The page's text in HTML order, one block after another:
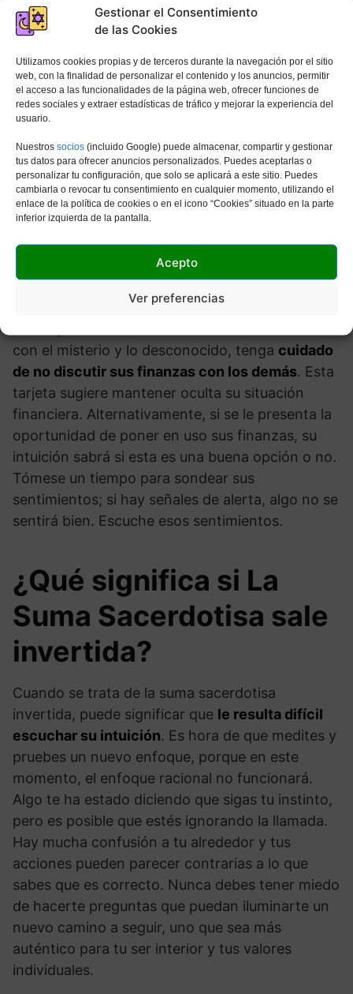
Gestionar el Consentimiento
de las Cookies
Utilizamos cookies propias y de terceros durante la navegación por el sitio
web, con la finalidad de personalizar el contenido y los anuncios, permitir
el acceso a las funcionalidades de la página web, ofrecer funciones de
redes sociales y extraer estadísticas de tráfico y mejorar la experiencia del
usuario.
Nuestros socios (incluido Google) puede almacenar, compartir y gestionar
tus datos para ofrecer anuncios personalizados. Puedes aceptarlas o
personalizar tu configuración, que solo se aplicará a este sitio. Puedes
cambiarla o revocar tu consentimiento en cualquier momento, utilizando el
enlace de la política de cookies o en el icono “Cookies” situado en la parte
inferior izquierda de la pantalla.
Acepto
Ver preferencias
educación o aprendizaje superior. Es posible
que regrese a la escuela para recibir
capacitación. Si se encuentra en un campo
creativo, esta tarjeta también puede sugerir una
nueva inspiración para su trabajo. Al tomar
decisiones importantes sobre su carrera o
sugiere confiar en sus instintos. Es probable que
haya mucha información allí que lo ayudará. A
veces, esta tarjeta también puede indicar la
aparición de un mentor o guía que puede
ayudarlo a progresar más en su trabajo.
con el misterio y lo desconocido, tenga cuidado
de no discutir sus finanzas con los demás. Esta
tarjeta sugiere mantener oculta su situación
financiera. Alternativamente, si se le presenta la
oportunidad de poner en uso sus finanzas, su
intuición sabrá si esta es una buena opción o no.
Tómese un tiempo para sondear sus
sentimientos; si hay señales de alerta, algo no se
sentirá bien. Escuche esos sentimientos.
¿Qué significa si La
Suma Sacerdotisa sale
invertida?
Cuando se trata de la suma sacerdotisa
invertida, puede significar que le resulta difícil
escuchar su intuición. Es hora de que medites y
pruebes un nuevo enfoque, porque en este
momento, el enfoque racional no funcionará.
Algo te ha estado diciendo que sigas tu instinto,
pero es posible que estés ignorando la llamada.
Hay mucha confusión a tu alrededor y tus
acciones pueden parecer contrarias a lo que
sabes que es correcto. Nunca debes tener miedo
de hacerte preguntas que puedan iluminarte un
nuevo camino a seguir, uno que sea más
auténtico para tu ser interior y tus valores
individuales.